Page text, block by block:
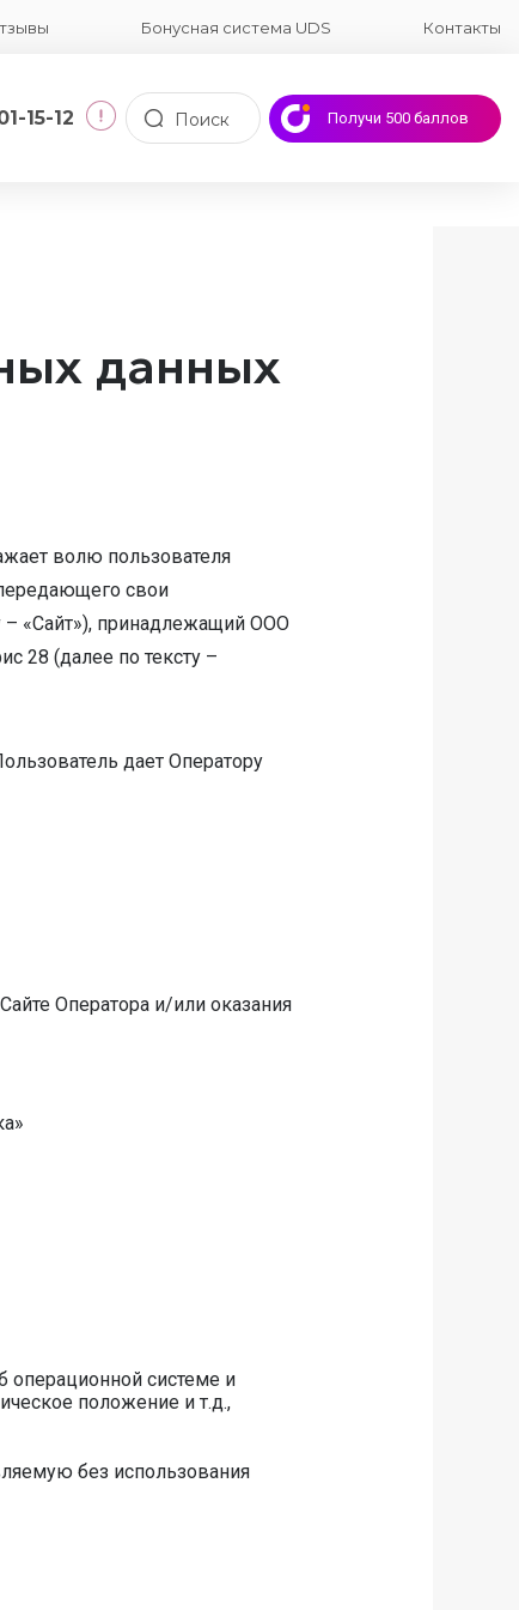
Бонусная система UDS Контакты
15-12 Поиск Получи 500 баллов
данных
волю пользователя
свои
– «Сайт»), принадлежащий ООО
28 (далее по тексту –
дает Оператору
Оператора и/или оказания
операционной системе и
положение и т.д.,
без использования